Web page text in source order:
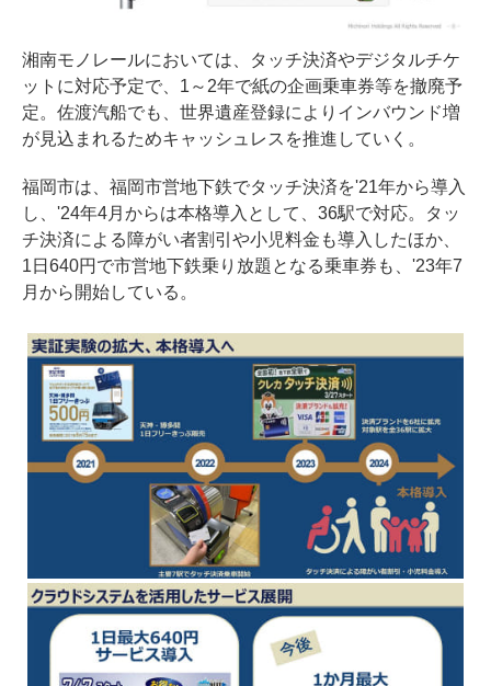
湘南モノレールにおいては、タッチ決済やデジタルチケ
ットに対応予定で、1～2年で紙の企画乗車券等を撤廃予
定。佐渡汽船でも、世界遺産登録によりインバウンド増
が見込まれるためキャッシュレスを推進していく。
福岡市は、福岡市営地下鉄でタッチ決済を'21年から導入
し、'24年4月からは本格導入として、36駅で対応。タッ
チ決済による障がい者割引や小児料金も導入したほか、
1日640円で市営地下鉄乗り放題となる乗車券も、'23年7
月から開始している。